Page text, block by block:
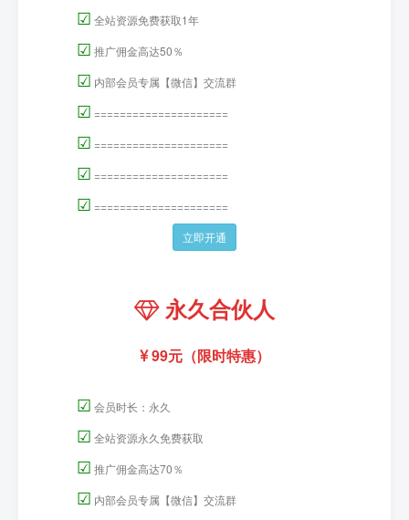
☑ 全站资源免费获取1年
☑ 推广佣金高达50％
☑ 内部会员专属【微信】交流群
☑ =====================
☑ =====================
☑ =====================
☑ =====================
立即开通
永久合伙人
99元（限时特惠）
☑ 会员时长：永久
☑ 全站资源永久免费获取
☑ 推广佣金高达70％
☑ 内部会员专属【微信】交流群